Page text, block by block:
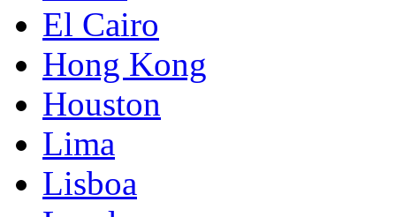
El Cairo
Hong Kong
Houston
Lima
Lisboa